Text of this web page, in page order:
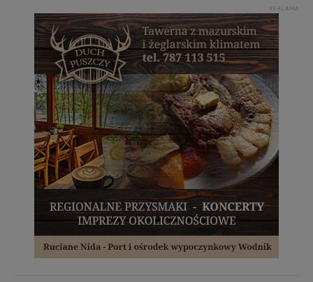
REKLAMA